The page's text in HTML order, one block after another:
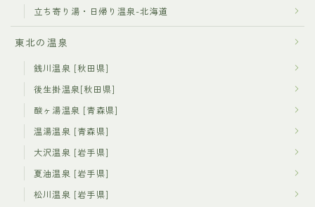
立ち寄り湯・日帰り温泉-北海道
東北の温泉
銭川温泉 [秋田県]
後生掛温泉[秋田県]
酸ヶ湯温泉 [青森県]
温湯温泉 [青森県]
大沢温泉 [岩手県]
夏油温泉 [岩手県]
松川温泉 [岩手県]